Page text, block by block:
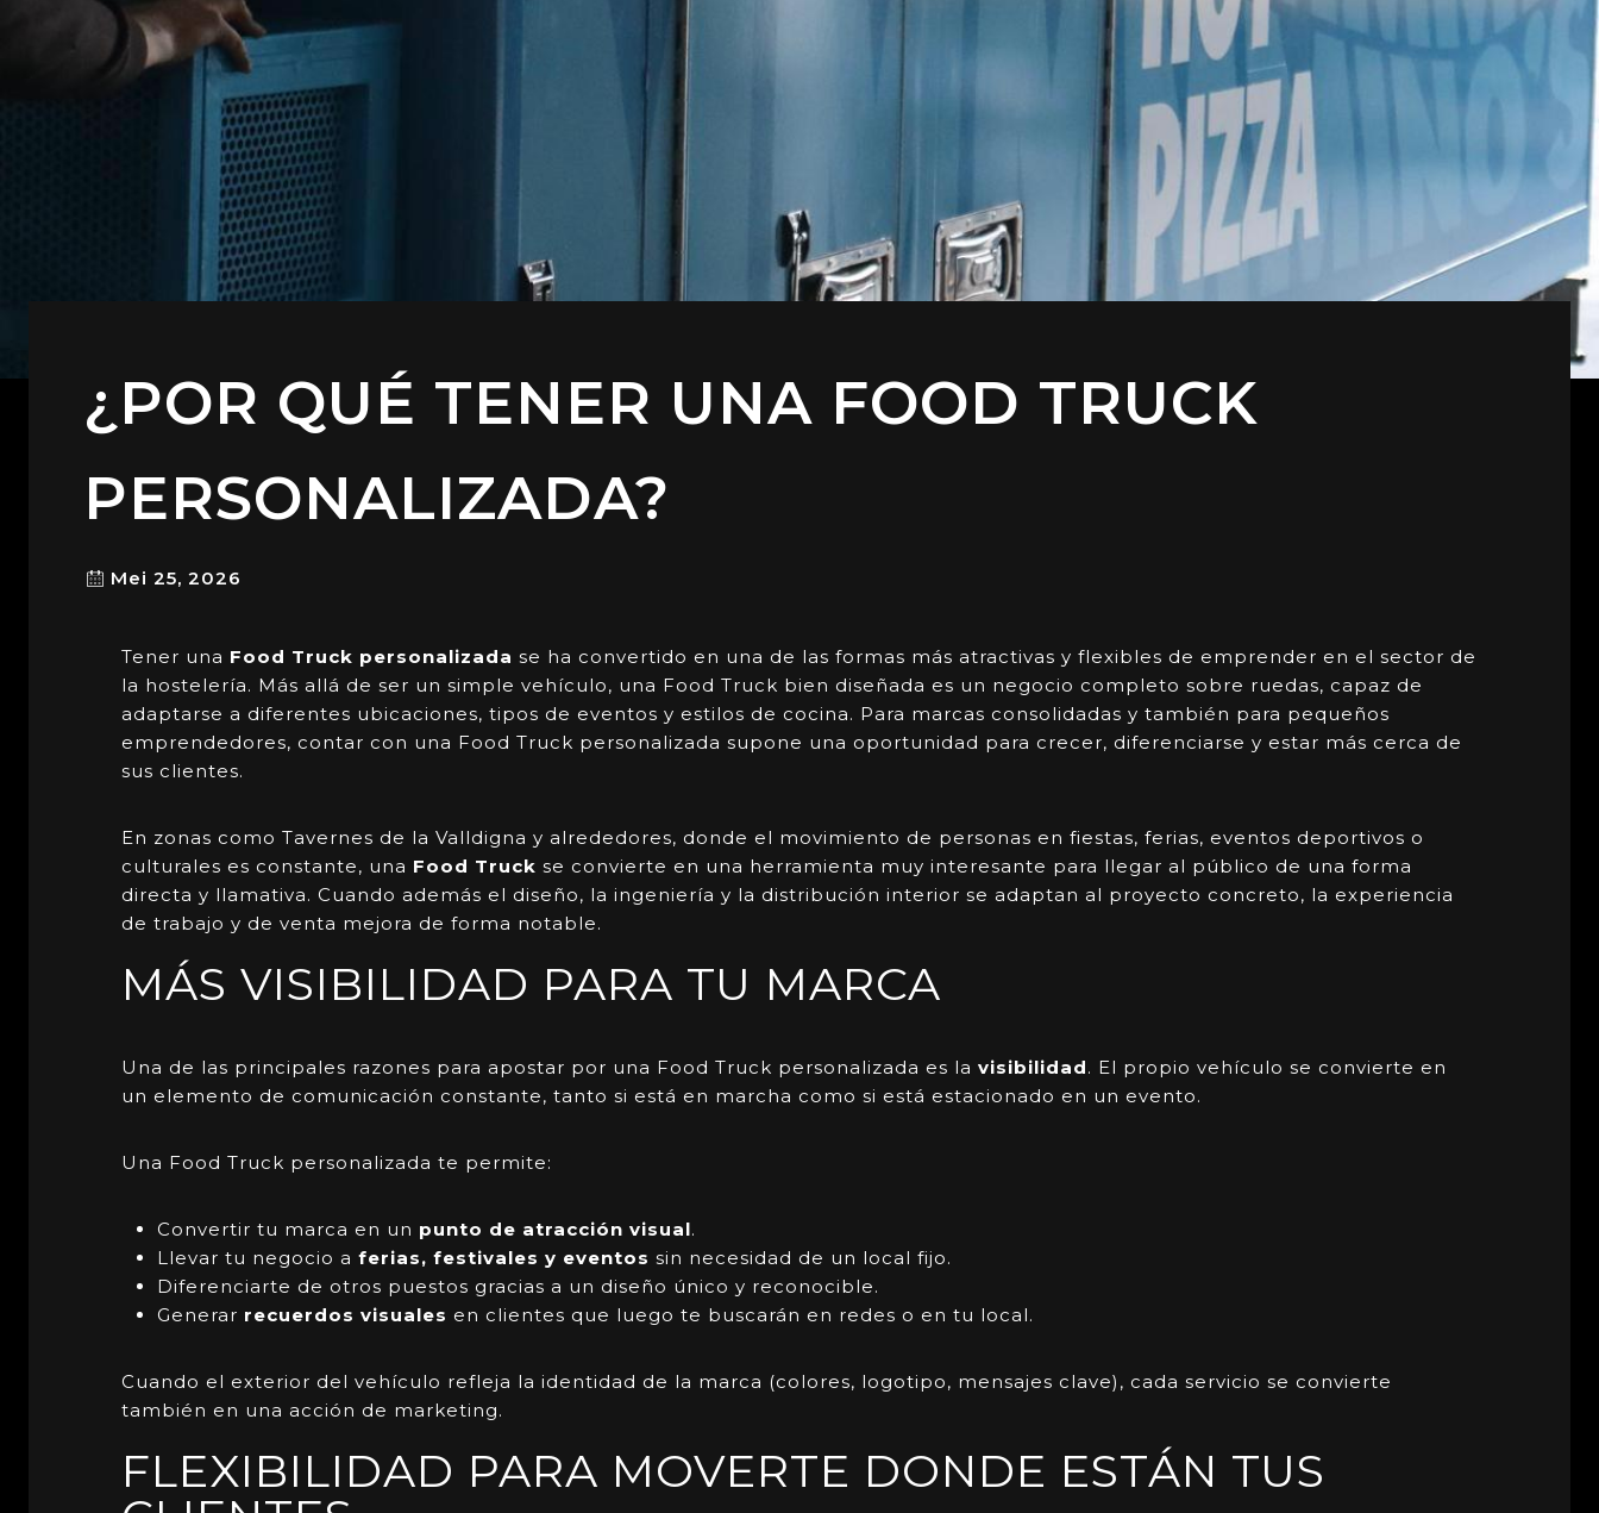
¿POR QUÉ TENER UNA FOOD TRUCK
PERSONALIZADA?
Mei 25, 2026
Tener una Food Truck personalizada se ha convertido en una de las formas más atractivas y flexibles de emprender en el sector de
la hostelería. Más allá de ser un simple vehículo, una Food Truck bien diseñada es un negocio completo sobre ruedas, capaz de
adaptarse a diferentes ubicaciones, tipos de eventos y estilos de cocina. Para marcas consolidadas y también para pequeños
emprendedores, contar con una Food Truck personalizada supone una oportunidad para crecer, diferenciarse y estar más cerca de
sus clientes.
En zonas como Tavernes de la Valldigna y alrededores, donde el movimiento de personas en fiestas, ferias, eventos deportivos o
culturales es constante, una Food Truck se convierte en una herramienta muy interesante para llegar al público de una forma
directa y llamativa. Cuando además el diseño, la ingeniería y la distribución interior se adaptan al proyecto concreto, la experiencia
de trabajo y de venta mejora de forma notable.
MÁS VISIBILIDAD PARA TU MARCA
Una de las principales razones para apostar por una Food Truck personalizada es la visibilidad. El propio vehículo se convierte en
un elemento de comunicación constante, tanto si está en marcha como si está estacionado en un evento.
Una Food Truck personalizada te permite:
Convertir tu marca en un punto de atracción visual.
Llevar tu negocio a ferias, festivales y eventos sin necesidad de un local fijo.
Diferenciarte de otros puestos gracias a un diseño único y reconocible.
Generar recuerdos visuales en clientes que luego te buscarán en redes o en tu local.
Cuando el exterior del vehículo refleja la identidad de la marca (colores, logotipo, mensajes clave), cada servicio se convierte
también en una acción de marketing.
FLEXIBILIDAD PARA MOVERTE DONDE ESTÁN TUS